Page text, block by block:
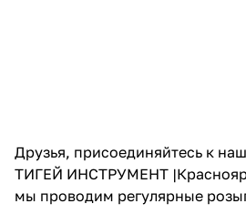
Друзья, присоединяйтесь к
ТИГЕЙ ИНСТРУМЕНТ
мы проводим регулярные
выбранный способом
Оставшиеся75% будут